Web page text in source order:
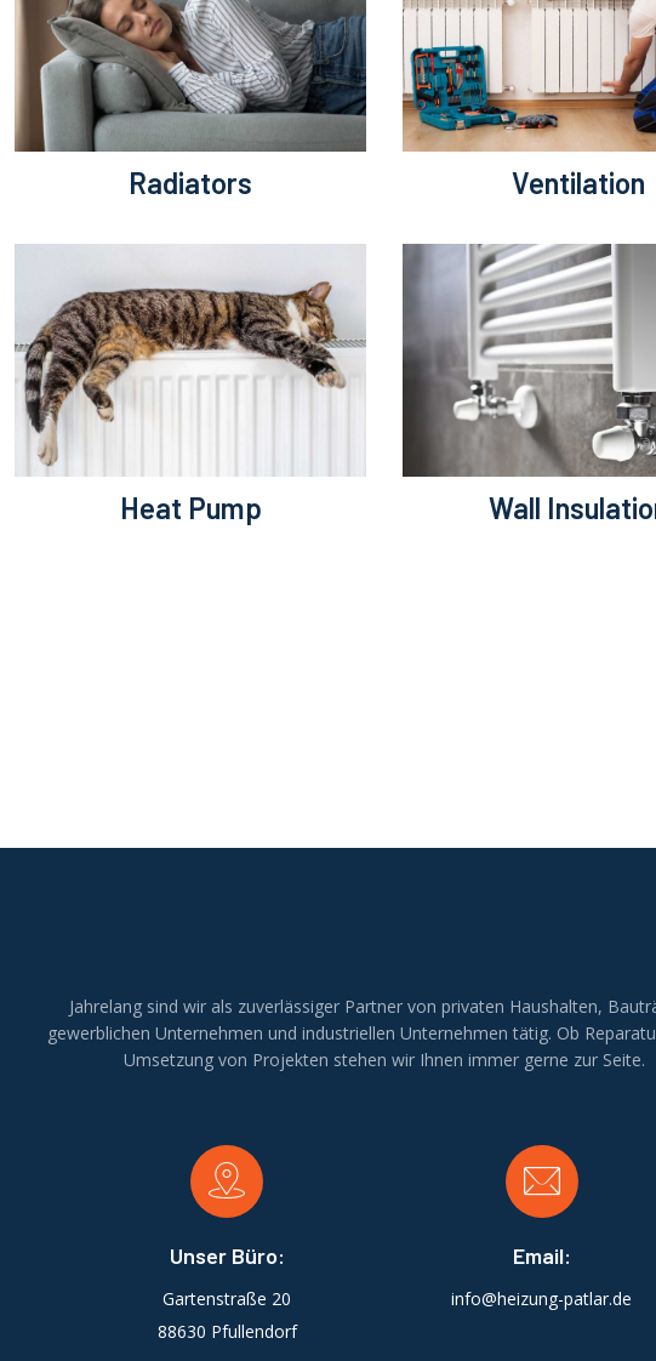
Radiators Ventilation
Heat Pump Wall
Jahrelang sind wir als zuverlässiger Partner von privaten Haushalten,
gewerblichen Unternehmen und industriellen Unternehmen tätig. Ob
Umsetzung von Projekten stehen wir Ihnen immer gerne zur Seite.
Unser Büro:
Gartenstraße 20
88630 Pfullendorf
Email:
info@heizung-patlar.de